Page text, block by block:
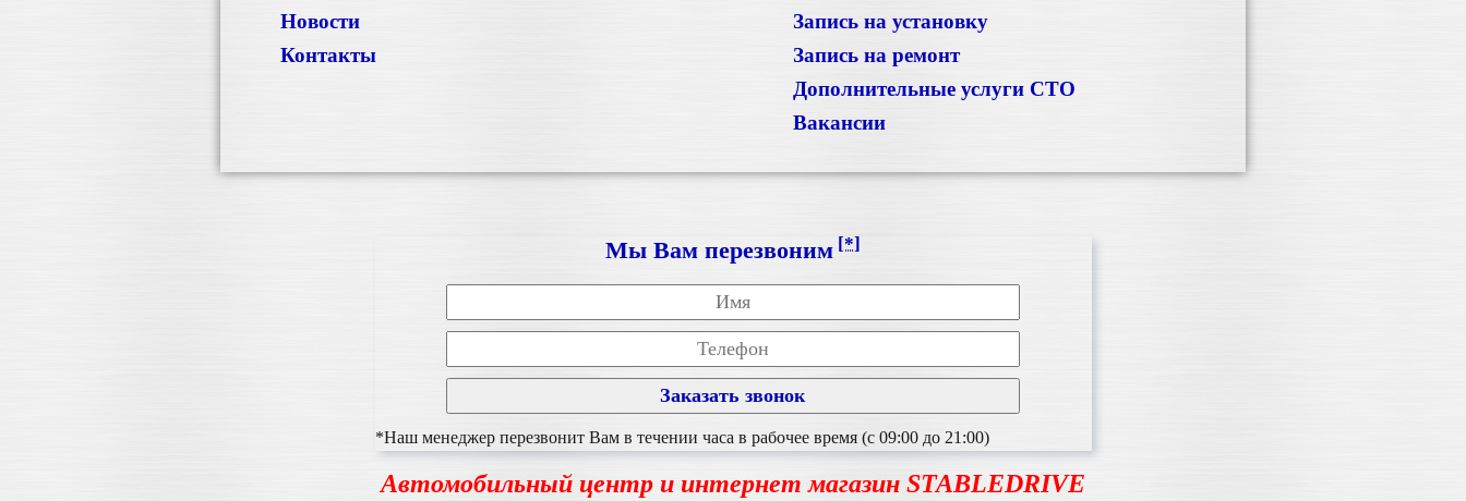
Новости
Контакты
Запись на установку
Запись на ремонт
Дополнительные услуги СТО
Вакансии
Мы Вам перезвоним [*]
*Наш менеджер перезвонит Вам в течении часа в рабочее время (с 09:00 до 21:00)
Автомобильный центр и интернет магазин STABLEDRIVE